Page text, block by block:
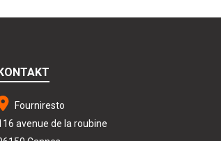
KONTAKT
Fourniresto
avenue de la roubine